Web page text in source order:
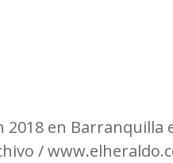
2018 en Barranquilla
/